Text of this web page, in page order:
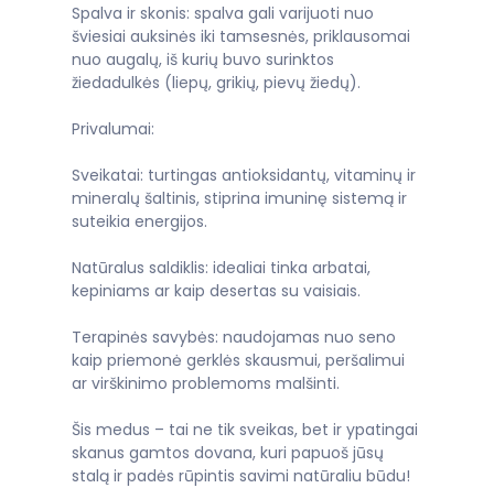
Spalva ir skonis: spalva gali varijuoti nuo
šviesiai auksinės iki tamsesnės, priklausomai
nuo augalų, iš kurių buvo surinktos
žiedadulkės (liepų, grikių, pievų žiedų).
Privalumai:
Sveikatai: turtingas antioksidantų, vitaminų ir
mineralų šaltinis, stiprina imuninę sistemą ir
suteikia energijos.
Natūralus saldiklis: idealiai tinka arbatai,
kepiniams ar kaip desertas su vaisiais.
Terapinės savybės: naudojamas nuo seno
kaip priemonė gerklės skausmui, peršalimui
ar virškinimo problemoms malšinti.
Šis medus – tai ne tik sveikas, bet ir ypatingai
skanus gamtos dovana, kuri papuoš jūsų
stalą ir padės rūpintis savimi natūraliu būdu!